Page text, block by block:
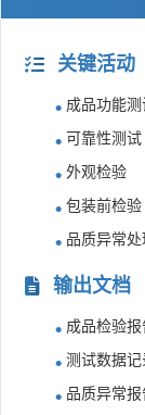
关键活动
成品功能测
可靠性测试
外观检验
包装前检验
品质异常处
输出文档
成品检验报
测试数据记
品质异常报